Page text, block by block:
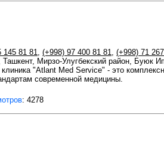
145 81 81, (+998) 97 400 81 81, (+998) 71
Ташкент, Мирзо-Улугбекский район, Буюк
"Atlant Med Service" - это
современной медицины.
: 4278